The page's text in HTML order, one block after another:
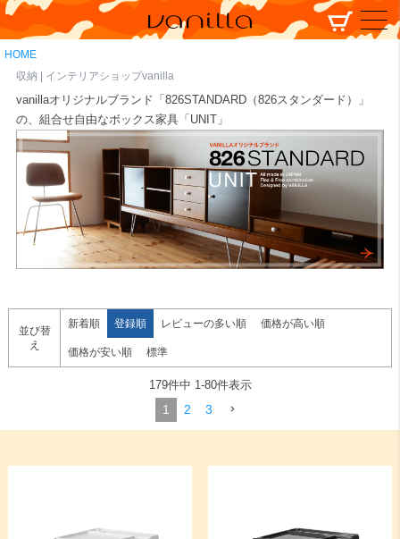
HOME
収納 | インテリアショップvanilla
vanillaオリジナルブランド「826STANDARD（826スタンダード）」
の、組合せ自由なボックス家具「UNIT」
並び替
え
新着順 登録順 レビューの多い順 価格が高い順
価格が安い順 標準
179件中 1-80件表示
1 2 3